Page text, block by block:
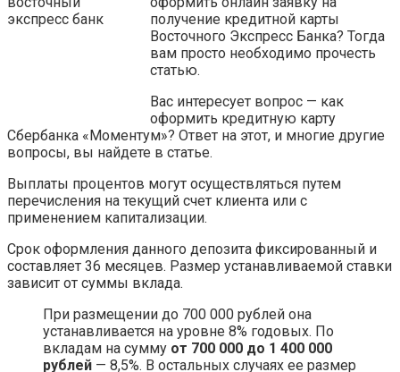
получение кредитной карты
Восточного Экспресс Банка? Тогда
вам просто необходимо прочесть
статью.
Вас интересует вопрос — как
оформить кредитную карту
Сбербанка «Моментум»? Ответ на этот, и многие другие
вопросы, вы найдете в статье.
Выплаты процентов могут осуществляться путем
перечисления на текущий счет клиента или с
применением капитализации.
Срок оформления данного депозита фиксированный и
составляет 36 месяцев. Размер устанавливаемой ставки
зависит от суммы вклада.
При размещении до 700 000 рублей она
устанавливается на уровне 8% годовых. По
вкладам на сумму от 700 000 до 1 400 000
рублей — 8,5%. В остальных случаях ее размер